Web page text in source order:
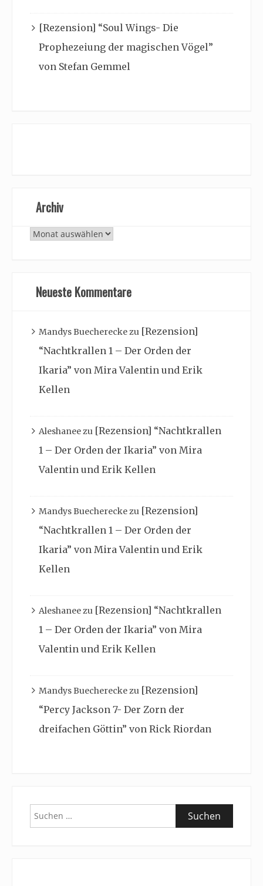
[Rezension] “Soul Wings- Die
Prophezeiung der magischen Vögel”
von Stefan Gemmel
Archiv
Archiv
Neueste Kommentare
Mandys Buechereckezu [Rezension]
“Nachtkrallen 1 – Der Orden der
Ikaria” von Mira Valentin und Erik
Kellen
Aleshaneezu [Rezension] “Nachtkrallen
1 – Der Orden der Ikaria” von Mira
Valentin und Erik Kellen
Mandys Buechereckezu [Rezension]
“Nachtkrallen 1 – Der Orden der
Ikaria” von Mira Valentin und Erik
Kellen
Aleshaneezu [Rezension] “Nachtkrallen
1 – Der Orden der Ikaria” von Mira
Valentin und Erik Kellen
Mandys Buechereckezu [Rezension]
“Percy Jackson 7- Der Zorn der
dreifachen Göttin” von Rick Riordan
Suchen
nach: